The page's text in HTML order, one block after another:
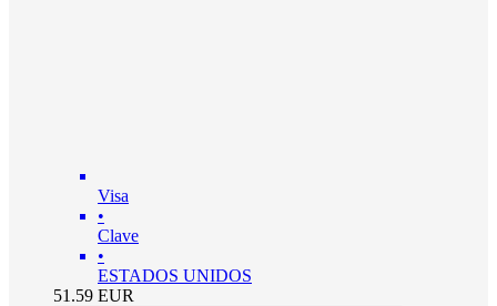
Visa
•
Clave
•
ESTADOS UNIDOS
51.59 EUR